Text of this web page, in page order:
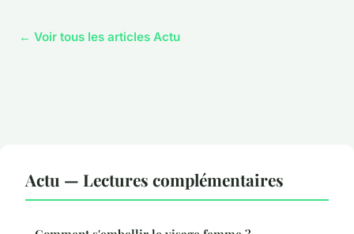
← Voir tous les articles Actu
Actu — Lectures complémentaires